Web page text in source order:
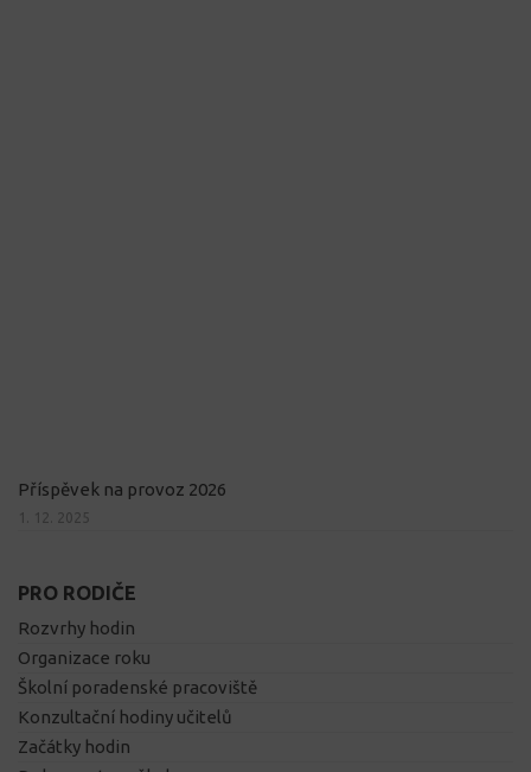
Příspěvek na provoz 2026
1. 12. 2025
PRO RODIČE
Rozvrhy hodin
Organizace roku
Školní poradenské pracoviště
Konzultační hodiny učitelů
Začátky hodin